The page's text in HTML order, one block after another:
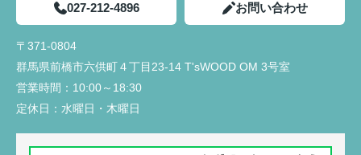
027-212-4896 お問い合わせ
〒371-0804
群馬県前橋市六供町４丁目23‐14 T'sWOOD OM 3号室
営業時間： 10:00～18:30
定休日： 水曜日・木曜日